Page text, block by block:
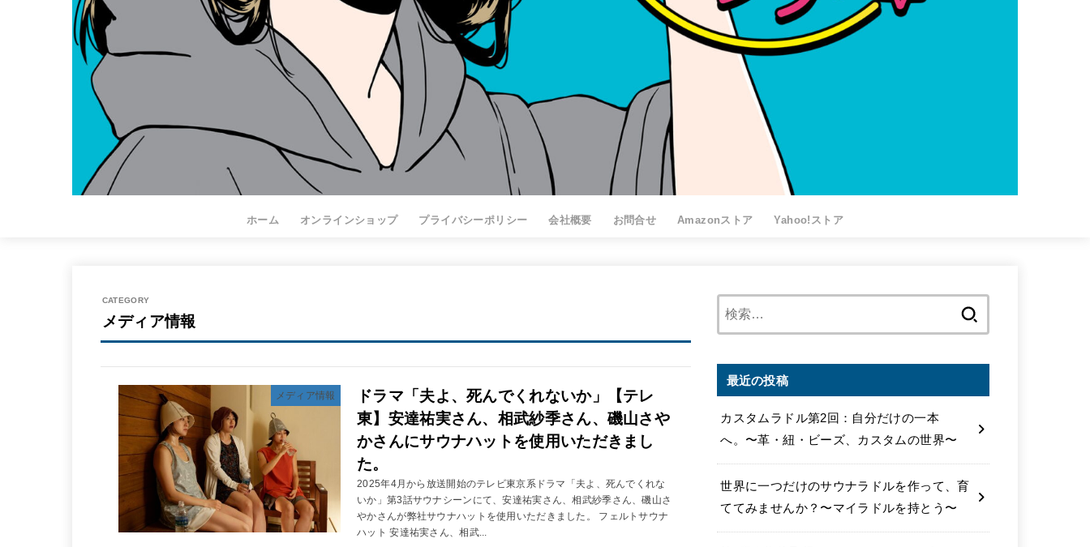
ホーム オンラインショップ プライバシーポリシー 会社概要 お問合せ Amazonストア Yahoo!ストア
メディア情報
メディア情報
ドラマ「夫よ、死んでくれないか」【テレ
東】安達祐実さん、相武紗季さん、磯山さや
かさんにサウナハットを使用いただきまし
た。
2025年4月から放送開始のテレビ東京系ドラマ「夫よ、死んでくれな
いか」第3話サウナシーンにて、安達祐実さん、相武紗季さん、磯山さ
やかさんが弊社サウナハットを使用いただきました。 フェルトサウナ
ハット 安達祐実さん、相武...
最近の投稿
カスタムラドル第2回：自分だけの一本
へ。〜革・紐・ビーズ、カスタムの世界〜
世界に一つだけのサウナラドルを作って、育
ててみませんか？〜マイラドルを持とう〜